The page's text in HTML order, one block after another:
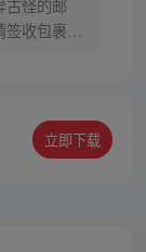
古怪的邮
收包裹，
立即下载